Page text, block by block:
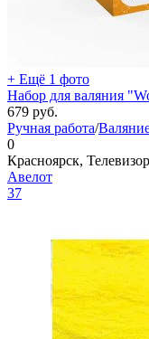
+ Ещё 1 фото
Набор для валяния
679 руб.
Ручная работа/
0
Красноярск,
Авелот
37